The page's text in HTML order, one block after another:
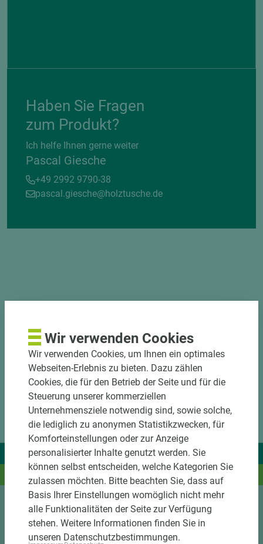
Haben Sie Fragen
zum Produkt?
Ich helfe Ihnen gerne weiter
Pascal Giesche
+49 2992 9790-38
pascal.giesche@holztusche.de
Wir liefern Ideen.
Und das passende Holz dazu.
Sortiment
Wir verwenden Cookies
Wir verwenden Cookies, um Ihnen ein optimales
Webseiten-Erlebnis zu bieten. Dazu zählen
Cookies, die für den Betrieb der Seite und für die
Steuerung unserer kommerziellen
Unternehmensziele notwendig sind, sowie solche,
die lediglich zu anonymen Statistikzwecken, für
Komforteinstellungen oder zur Anzeige
personalisierter Inhalte genutzt werden. Sie
können selbst entscheiden, welche Kategorien Sie
zulassen möchten. Bitte beachten Sie, dass auf
Basis Ihrer Einstellungen womöglich nicht mehr
alle Funktionalitäten der Seite zur Verfügung
stehen. Weitere Informationen finden Sie in
unseren Datenschutzbestimmungen.